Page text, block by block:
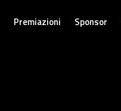
Premiazioni Sponsor